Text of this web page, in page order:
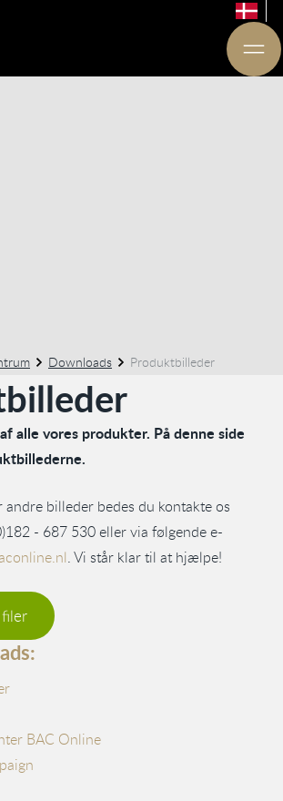
Downloads Produktbilleder
alle vores produkter. På denne side
billeder bedes du kontakte os
- 687 530 eller via følgende e-
. Vi står klar til at hjælpe!
BAC Online